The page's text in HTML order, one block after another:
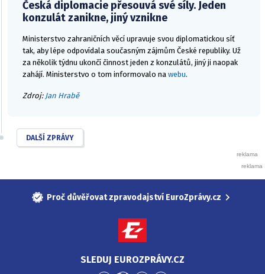
Česká diplomacie přesouvá své síly. Jeden
konzulát zanikne, jiný vznikne
Ministerstvo zahraničních věcí upravuje svou diplomatickou síť
tak, aby lépe odpovídala současným zájmům České republiky. Už
za několik týdnu ukončí činnost jeden z konzulátů, jiný ji naopak
zahájí. Ministerstvo o tom informovalo na webu.
Zdroj: Jan Hrabě
DALŠÍ ZPRÁVY
Proč důvěřovat zpravodajství EuroZprávy.cz
SLEDUJ EUROZPRÁVY.CZ